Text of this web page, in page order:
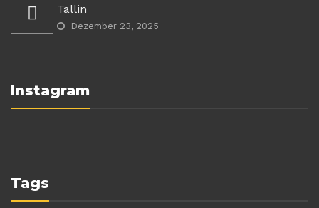
Tallin
Dezember 23, 2025
Instagram
Tags